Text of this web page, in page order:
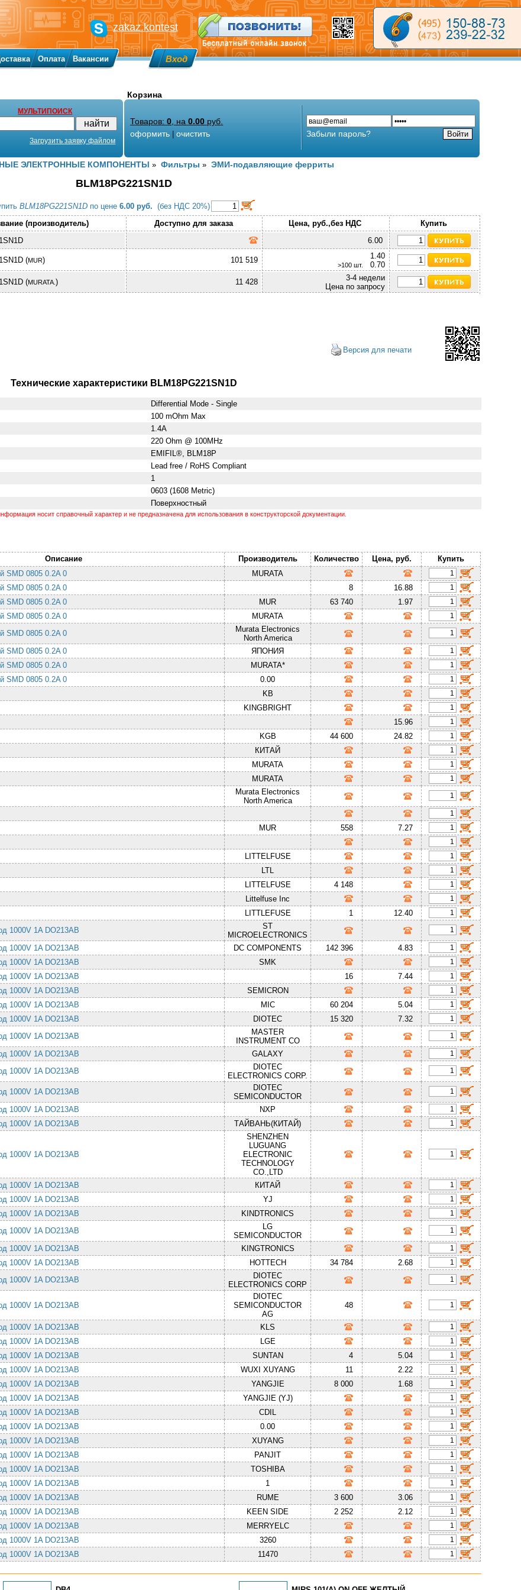
BLM18PG221SN1D
BLM18PG221SN1D по цене 6.00 руб. (без НДС 20%)
(производитель)
Доступно для заказа Цена, руб.,без НДС
Купить
6.00
(MUR) 101 519 1.40
>100 шт.
0.70
(MURATA. ) 11 428
3-4 недели
Цена по запросу
Версия для печати
Технические характеристики BLM18PG221SN1D
Differential Mode - Single
100 mOhm Max
1.4A
220 Ohm @ 100MHz
EMIFIL®, BLM18P
Lead free / RoHS Compliant
1
0603 (1608 Metric)
Поверхностный
носит справочный характер и не предназначена для использования в конструкторской документации.
ЭЛЕКТРОННЫЕ КОМПОНЕНТЫ » Фильтры » ЭМИ-подавляющие ферриты
Описание Производитель Количество Цена, руб.
Купить
SMD 0805 0.2A 0
MURATA
SMD 0805 0.2A 0 8
16.88
SMD 0805 0.2A 0 MUR 63 740
1.97
SMD 0805 0.2A 0
MURATA
SMD 0805 0.2A 0
Murata Electronics
North America
SMD 0805 0.2A 0
ЯПОНИЯ
SMD 0805 0.2A 0
MURATA*
SMD 0805 0.2A 0
0.00
KB
KINGBRIGHT
15.96
KGB 44 600
24.82
КИТАЙ
MURATA
MURATA
Murata Electronics
North America
MUR 558
7.27
LITTELFUSE
LTL
LITTELFUSE
4 148
Littelfuse Inc
LITTLEFUSE 1
12.40
1000V 1A DO213AB
ST
MICROELECTRONICS
1000V 1A DO213AB DC COMPONENTS 142 396
4.83
1000V 1A DO213AB
SMK
1000V 1A DO213AB 16
7.44
1000V 1A DO213AB
SEMICRON
1000V 1A DO213AB MIC 60 204
5.04
1000V 1A DO213AB DIOTEC 15 320
7.32
1000V 1A DO213AB
MASTER
INSTRUMENT CO
1000V 1A DO213AB
GALAXY
1000V 1A DO213AB
DIOTEC
ELECTRONICS CORP.
1000V 1A DO213AB
DIOTEC
SEMICONDUCTOR
1000V 1A DO213AB
NXP
1000V 1A DO213AB ТАЙВАНЬ(КИТАЙ)
1000V 1A DO213AB
SHENZHEN
LUGUANG
ELECTRONIC
TECHNOLOGY
CO.,LTD
1000V 1A DO213AB
КИТАЙ
1000V 1A DO213AB
YJ
1000V 1A DO213AB
KINDTRONICS
1000V 1A DO213AB
LG
SEMICONDUCTOR
1000V 1A DO213AB
KINGTRONICS
1000V 1A DO213AB HOTTECH 34 784
2.68
1000V 1A DO213AB
DIOTEC
ELECTRONICS CORP
1000V 1A DO213AB
DIOTEC
SEMICONDUCTOR
AG
48
1000V 1A DO213AB
KLS
1000V 1A DO213AB
LGE
1000V 1A DO213AB SUNTAN 4
5.04
1000V 1A DO213AB WUXI XUYANG 11
2.22
1000V 1A DO213AB YANGJIE 8 000
1.68
1000V 1A DO213AB
YANGJIE (YJ)
1000V 1A DO213AB
CDIL
1000V 1A DO213AB
0.00
1000V 1A DO213AB
XUYANG
1000V 1A DO213AB
PANJIT
1000V 1A DO213AB
TOSHIBA
1000V 1A DO213AB
1
1000V 1A DO213AB RUME 3 600
3.06
1000V 1A DO213AB KEEN SIDE 2 252
2.12
1000V 1A DO213AB
MERRYELC
1000V 1A DO213AB
3260
1000V 1A DO213AB 11470
zakaz.kontest
Оплата Вакансии Вход
МУЛЬТИПОИСК
Загрузить заявку файлом
Корзина
Товаров:0 , на0.00 руб.
оформить |очистить Забыли пароль?